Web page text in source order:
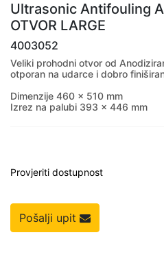
Ultrasonic Antifouling
OTVOR LARGE
4003052
Veliki prohodni otvor od
otporan na udarce i dobro
Dimenzije 460 x 510 mm
Izrez na palubi 393 x 446 mm
Provjeriti dostupnost
Pošalji upit